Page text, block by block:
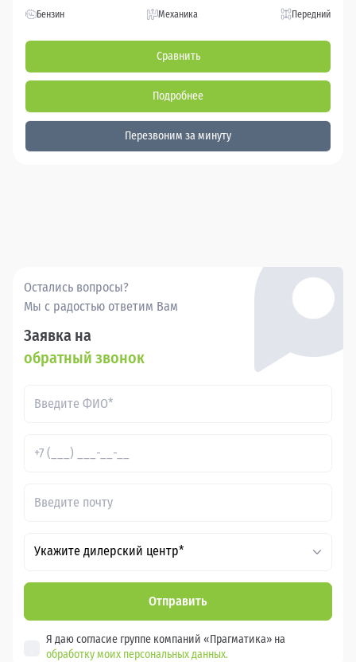
Бензин Механика Передний
Сравнить
Подробнее
Перезвоним за минуту
Остались вопросы?
Мы с радостью ответим Вам
Заявка на
обратный звонок
Укажите дилерский центр*
Отправить
Я даю согласие группе компаний «Прагматика» на
обработку моих персональных данных.